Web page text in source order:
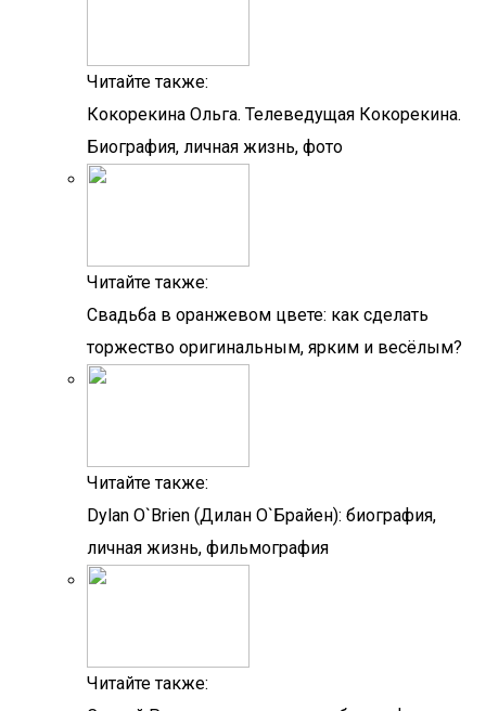
Читайте также:
Кокорекина Ольга. Телеведущая Кокорекина.
Биография, личная жизнь, фото
Читайте также:
Свадьба в оранжевом цвете: как сделать
торжество оригинальным, ярким и весёлым?
Читайте также:
Dylan O`Brien (Дилан О`Брайен): биография,
личная жизнь, фильмография
Читайте также: